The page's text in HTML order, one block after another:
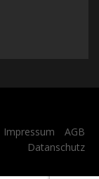
Impressum
AGB
Datanschutz